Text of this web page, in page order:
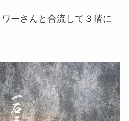
ーさんと合流して３階に